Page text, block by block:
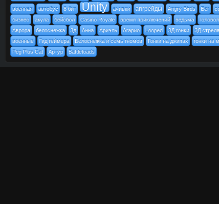
военная автобус 8 бит Unity ачивки апгрейды Angry Birds Бег
бизнес
акула бейсбол Casino Royale время приключений ведьма
Аврора
белоснежка 3д Анна Ариэль Агарио Looped 3Д гонки
3Д
военные
Гид геймера Белоснежка и семь гномов Гонки на джипах
гонки на
Peg Plus Cat
Артур Battletoads